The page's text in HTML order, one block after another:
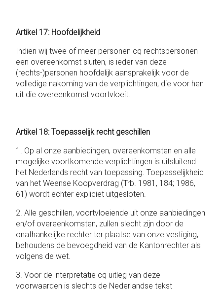
Artikel 17: Hoofdelijkheid
Indien wij twee of meer personen cq rechtspersonen
een overeenkomst sluiten, is ieder van deze
(rechts-)personen hoofdelijk aansprakelijk voor de
volledige nakoming van de verplichtingen, die voor hen
uit die overeenkomst voortvloeit.
Artikel 18: Toepasselijk recht geschillen
1. Op al onze aanbiedingen, overeenkomsten en alle
mogelijke voortkomende verplichtingen is uitsluitend
het Nederlands recht van toepassing. Toepasselijkheid
van het Weense Koopverdrag (Trb. 1981, 184; 1986,
61) wordt echter expliciet uitgesloten.
2. Alle geschillen, voortvloeiende uit onze aanbiedingen
en/of overeenkomsten, zullen slecht zijn door de
onafhankelijke rechter ter plaatse van onze vestiging,
behoudens de bevoegdheid van de Kantonrechter als
volgens de wet.
3. Voor de interpretatie cq uitleg van deze
voorwaarden is slechts de Nederlandse tekst